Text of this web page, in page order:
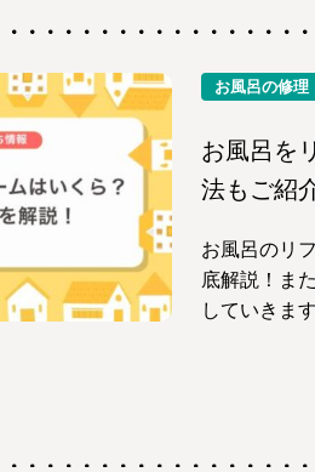
お風呂の修理
お風呂を
法もご紹
お風呂のリ
底解説！ま
していきます